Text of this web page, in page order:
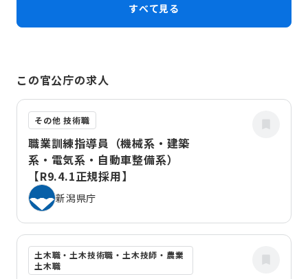
すべて見る
この官公庁の求人
その他 技術職
職業訓練指導員（機械系・建築
系・電気系・自動車整備系）
【R9.4.1正規採用】
新潟県庁
土木職・土木技術職・土木技師・農業
土木職